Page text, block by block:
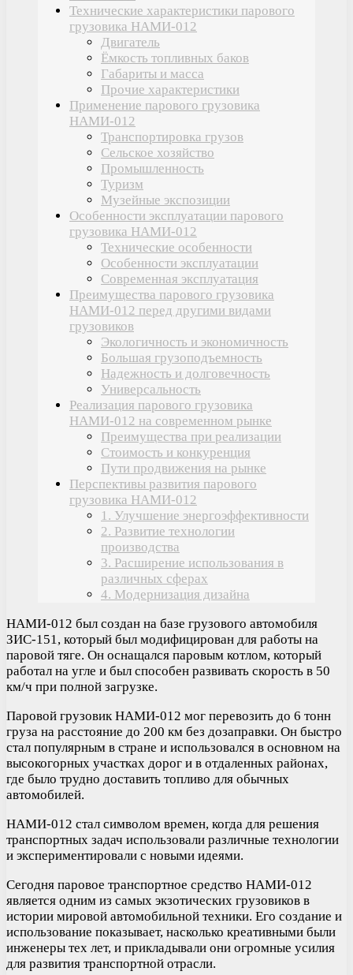
Технические характеристики парового
грузовика НАМИ-012
Двигатель
Ёмкость топливных баков
Габариты и масса
Прочие характеристики
Применение парового грузовика
НАМИ-012
Транспортировка грузов
Сельское хозяйство
Промышленность
Туризм
Музейные экспозиции
Особенности эксплуатации парового
грузовика НАМИ-012
Технические особенности
Особенности эксплуатации
Современная эксплуатация
Преимущества парового грузовика
НАМИ-012 перед другими видами
грузовиков
Экологичность и экономичность
Большая грузоподъемность
Надежность и долговечность
Универсальность
Реализация парового грузовика
НАМИ-012 на современном рынке
Преимущества при реализации
Стоимость и конкуренция
Пути продвижения на рынке
Перспективы развития парового
грузовика НАМИ-012
1. Улучшение энергоэффективности
2. Развитие технологии
производства
3. Расширение использования в
различных сферах
4. Модернизация дизайна
НАМИ-012 был создан на базе грузового автомобиля
ЗИС-151, который был модифицирован для работы на
паровой тяге. Он оснащался паровым котлом, который
работал на угле и был способен развивать скорость в 50
км/ч при полной загрузке.
Паровой грузовик НАМИ-012 мог перевозить до 6 тонн
груза на расстояние до 200 км без дозаправки. Он быстро
стал популярным в стране и использовался в основном на
высокогорных участках дорог и в отдаленных районах,
где было трудно доставить топливо для обычных
автомобилей.
НАМИ-012 стал символом времен, когда для решения
транспортных задач использовали различные технологии
и экспериментировали с новыми идеями.
Сегодня паровое транспортное средство НАМИ-012
является одним из самых экзотических грузовиков в
истории мировой автомобильной техники. Его создание и
использование показывает, насколько креативными были
инженеры тех лет, и прикладывали они огромные усилия
для развития транспортной отрасли.